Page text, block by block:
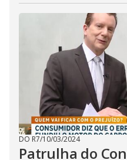
DO R7/10/03/2024
Patrulha do